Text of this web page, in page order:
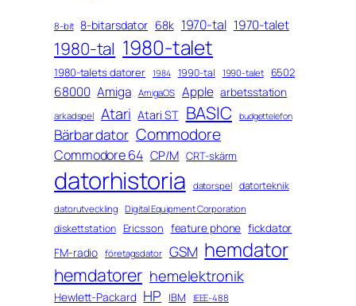
8-bit 8-bitarsdator 68k 1970-tal 1970-talet
1980-tal 1980-talet
1980-talets datorer 1984 1990-tal 1990-talet 6502
68000 Amiga AmigaOS Apple arbetsstation
arkadspel Atari Atari ST BASIC budgettelefon
Bärbar dator Commodore
Commodore 64 CP/M CRT-skärm
datorhistoria datorspel datorteknik
datorutveckling Digital Equipment Corporation
diskettstation Ericsson feature phone fickdator
FM-radio
företagsdator GSM hemdator
hemdatorer hemelektronik
Hewlett-Packard HP IBM IEEE-488